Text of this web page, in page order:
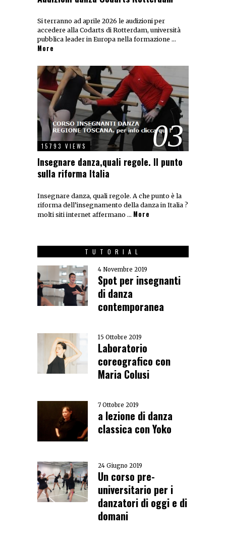
Si terranno ad aprile 2026 le audizioni per
accedere alla Codarts di Rotterdam, università
pubblica leader in Europa nella formazione …
More
03
15793 VIEWS
Insegnare danza,quali regole. Il punto
sulla riforma Italia
Insegnare danza, quali regole. A che punto è la
riforma dell’insegnamento della danza in Italia ?
molti siti internet affermano … More
TUTORIAL
4 Novembre 2019
Spot per insegnanti
di danza
contemporanea
15 Ottobre 2019
Laboratorio
coreografico con
Maria Colusi
7 Ottobre 2019
a lezione di danza
classica con Yoko
24 Giugno 2019
Un corso pre-
universitario per i
danzatori di oggi e di
domani